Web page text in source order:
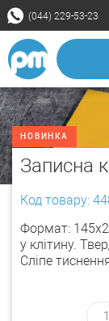
(044) 229-53-23
Записна
Код товару:
Формат:
у клітину.
Сліпе
НОВИНКА